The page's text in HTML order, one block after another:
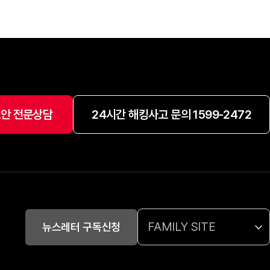
전문상담 24시간 해킹사고 문의 1599-2472
뉴스레터 구독신청 FAMILY SITE